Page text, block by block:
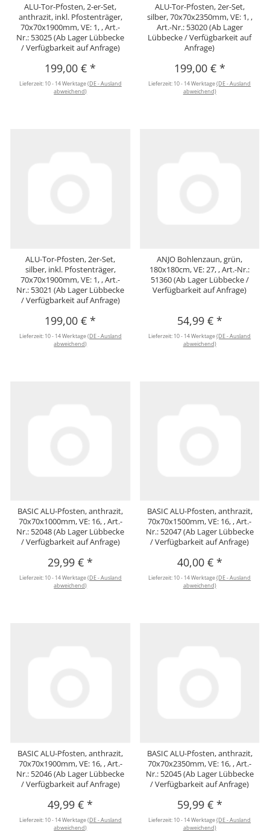
ALU-Tor-Pfosten, 2-er-Set,
anthrazit, inkl. Pfostenträger,
70x70x1900mm, VE: 1, , Art.-
Nr.: 53025 (Ab Lager Lübbecke
/ Verfügbarkeit auf Anfrage)
199,00 €*
Lieferzeit: 10 - 14 Werktage(DE - Ausland
abweichend)
ALU-Tor-Pfosten, 2er-Set,
silber, 70x70x2350mm, VE: 1, ,
Art.-Nr.: 53020 (Ab Lager
Lübbecke / Verfügbarkeit auf
Anfrage)
199,00 € *
Lieferzeit: 10 - 14 Werktage(DE - Ausland
abweichend)
ALU-Tor-Pfosten, 2er-Set,
silber, inkl. Pfostenträger,
70x70x1900mm, VE: 1, , Art.-
Nr.: 53021 (Ab Lager Lübbecke
/ Verfügbarkeit auf Anfrage)
199,00 €*
Lieferzeit: 10 - 14 Werktage(DE - Ausland
abweichend)
ANJO Bohlenzaun, grün,
180x180cm, VE: 27, , Art.-Nr.:
51360 (Ab Lager Lübbecke /
Verfügbarkeit auf Anfrage)
54,99 € *
Lieferzeit: 10 - 14 Werktage(DE - Ausland
abweichend)
BASIC ALU-Pfosten, anthrazit,
70x70x1000mm, VE: 16, , Art.-
Nr.: 52048 (Ab Lager Lübbecke
/ Verfügbarkeit auf Anfrage)
29,99 €*
Lieferzeit: 10 - 14 Werktage(DE - Ausland
abweichend)
BASIC ALU-Pfosten, anthrazit,
70x70x1500mm, VE: 16, , Art.-
Nr.: 52047 (Ab Lager Lübbecke
/ Verfügbarkeit auf Anfrage)
40,00 € *
Lieferzeit: 10 - 14 Werktage(DE - Ausland
abweichend)
BASIC ALU-Pfosten, anthrazit,
70x70x1900mm, VE: 16, , Art.-
Nr.: 52046 (Ab Lager Lübbecke
/ Verfügbarkeit auf Anfrage)
49,99 €*
Lieferzeit: 10 - 14 Werktage(DE - Ausland
abweichend)
BASIC ALU-Pfosten, anthrazit,
70x70x2350mm, VE: 16, , Art.-
Nr.: 52045 (Ab Lager Lübbecke
/ Verfügbarkeit auf Anfrage)
59,99 € *
Lieferzeit: 10 - 14 Werktage(DE - Ausland
abweichend)